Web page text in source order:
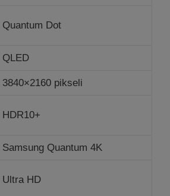
Quantum Dot
QLED
3840×2160 pikseli
HDR10+
Samsung Quantum 4K
Ultra HD